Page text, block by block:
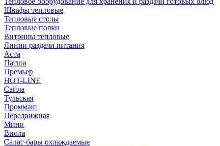
Шкафы тепловые
Тепловые столы
Тепловые полки
Витрины тепловые
Линии раздачи питания
Аста
Патша
Премьер
HOT-LINE
Сэйла
Тульская
Проммаш
Передвижная
Мини
Виола
Салат-бары охлаждаемые